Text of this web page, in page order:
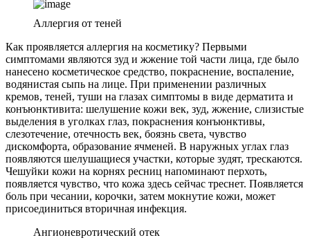
Аллергия от теней
Как проявляется аллергия на косметику? Первыми
симптомами являются зуд и жжение той части лица, где было
нанесено косметическое средство, покраснение, воспаление,
водянистая сыпь на лице. При применении различных
кремов, теней, туши на глазах симптомы в виде дерматита и
конъюнктивита: шелушение кожи век, зуд, жжение, слизистые
выделения в уголках глаз, покраснения конъюнктивы,
слезотечение, отечность век, боязнь света, чувство
дискомфорта, образование ячменей. В наружных углах глаз
появляются шелушащиеся участки, которые зудят, трескаются.
Чешуйки кожи на корнях ресниц напоминают перхоть,
появляется чувство, что кожа здесь сейчас треснет. Появляется
боль при чесании, корочки, затем мокнутие кожи, может
присоединиться вторичная инфекция.
Ангионевротический отек